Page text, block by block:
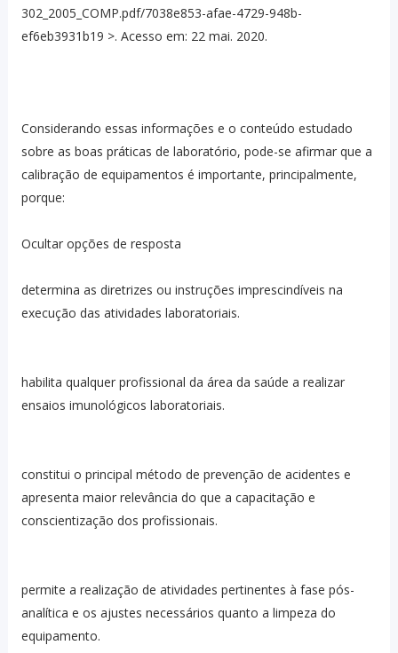
302_2005_COMP.pdf/7038e853-afae-4729-948b-
ef6eb3931b19 >. Acesso em: 22 mai. 2020.
Considerando essas informações e o conteúdo estudado
sobre as boas práticas de laboratório, pode-se afirmar que a
calibração de equipamentos é importante, principalmente,
porque:
Ocultar opções de resposta
determina as diretrizes ou instruções imprescindíveis na
execução das atividades laboratoriais.
habilita qualquer profissional da área da saúde a realizar
ensaios imunológicos laboratoriais.
constitui o principal método de prevenção de acidentes e
apresenta maior relevância do que a capacitação e
conscientização dos profissionais.
permite a realização de atividades pertinentes à fase pós-
analítica e os ajustes necessários quanto a limpeza do
equipamento.